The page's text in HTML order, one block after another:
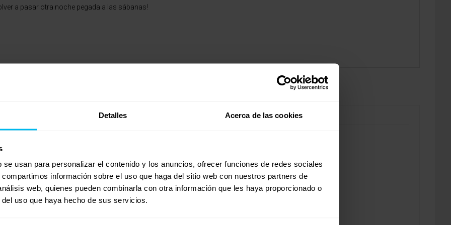
Detalles Acerca de las cookies
usan para personalizar el contenido y los anuncios, ofrecer funciones de redes sociales
información sobre el uso que haga del sitio web con nuestros partners de
web, quienes pueden combinarla con otra información que les haya proporcionado o
uso que haya hecho de sus servicios.
a pasar otra noche pegada a las sábanas!